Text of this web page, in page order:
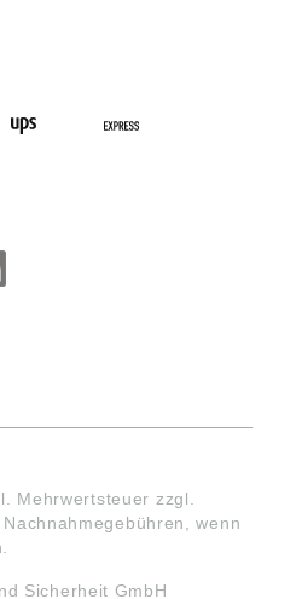
Mehrwertsteuer zzgl.
wenn
Sicherheit GmbH